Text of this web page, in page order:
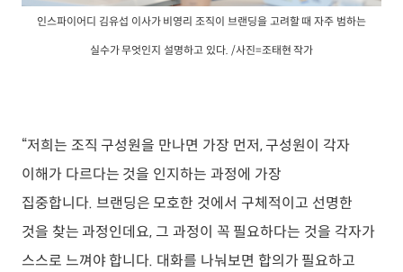
인스파이어디 김유섭 이사가 비영리 조직이 브랜딩을 고려할 때 자주 범하는
실수가 무엇인지 설명하고 있다. /사진=조태현 작가
“저희는 조직 구성원을 만나면 가장 먼저, 구성원이 각자
이해가 다르다는 것을 인지하는 과정에 가장
집중합니다. 브랜딩은 모호한 것에서 구체적이고 선명한
것을 찾는 과정인데요, 그 과정이 꼭 필요하다는 것을 각자가
스스로 느껴야 합니다. 대화를 나눠보면 합의가 필요하고